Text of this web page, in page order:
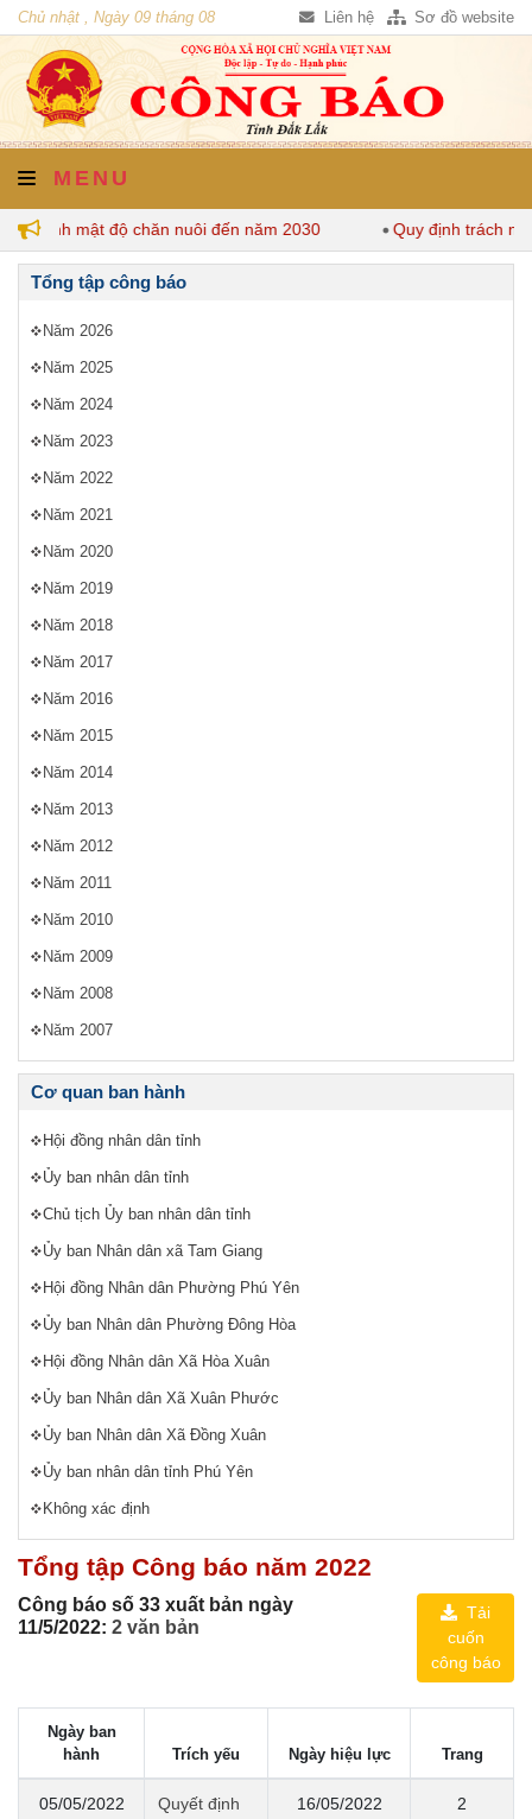
Chủ nhật , Ngày 09 tháng 08
năm 2026
Liên hệ Sơ đồ website
MENU
định mật độ chăn nuôi đến năm 2030 Quy định trách
Tổng tập công báo
Năm 2026
Năm 2025
Năm 2024
Năm 2023
Năm 2022
Năm 2021
Năm 2020
Năm 2019
Năm 2018
Năm 2017
Năm 2016
Năm 2015
Năm 2014
Năm 2013
Năm 2012
Năm 2011
Năm 2010
Năm 2009
Năm 2008
Năm 2007
Cơ quan ban hành
Hội đồng nhân dân tỉnh
Ủy ban nhân dân tỉnh
Chủ tịch Ủy ban nhân dân tỉnh
Ủy ban Nhân dân xã Tam Giang
Hội đồng Nhân dân Phường Phú Yên
Ủy ban Nhân dân Phường Đông Hòa
Hội đồng Nhân dân Xã Hòa Xuân
Ủy ban Nhân dân Xã Xuân Phước
Ủy ban Nhân dân Xã Đồng Xuân
Ủy ban nhân dân tỉnh Phú Yên
Không xác định
Tổng tập Công báo năm 2022
Công báo số 33 xuất bản ngày
11/5/2022: 2 văn bản
Tải
cuốn
công báo
Ngày ban
hành
Trích yếu Ngày hiệu lực Trang
05/05/2022
Quyết định
16/05/2022 2